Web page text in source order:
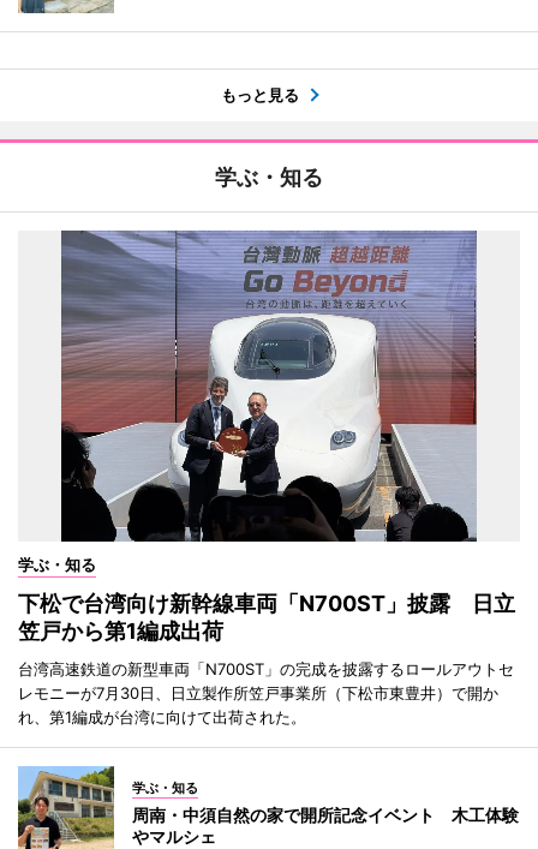
もっと見る
学ぶ・知る
学ぶ・知る
下松で台湾向け新幹線車両「N700ST」披露 日立
笠戸から第1編成出荷
台湾高速鉄道の新型車両「N700ST」の完成を披露するロールアウトセ
レモニーが7月30日、日立製作所笠戸事業所（下松市東豊井）で開か
れ、第1編成が台湾に向けて出荷された。
学ぶ・知る
周南・中須自然の家で開所記念イベント 木工体験
やマルシェ